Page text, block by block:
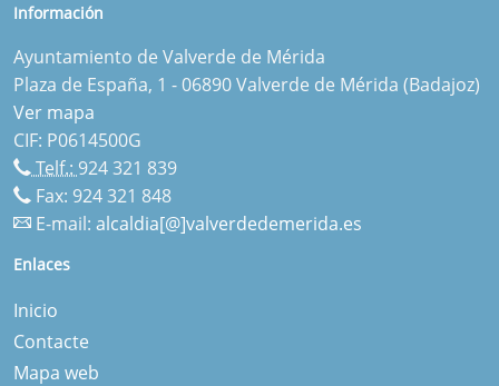
Información
Ayuntamiento de Valverde de Mérida
Plaza de España, 1 - 06890 Valverde de Mérida (Badajoz)
Ver mapa
CIF: P0614500G
Telf.: 924 321 839
Fax: 924 321 848
E-mail: alcaldia[@]valverdedemerida.es
Enlaces
Inicio
Contacte
Mapa web